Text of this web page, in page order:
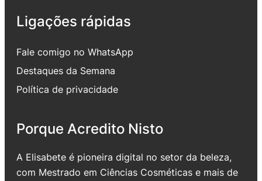
Ligações rápidas
Fale comigo no WhatsApp
Destaques da Semana
Política de privacidade
Porque Acredito Nisto
A Elisabete é pioneira digital no setor da beleza,
com Mestrado em Ciências Cosméticas e mais de